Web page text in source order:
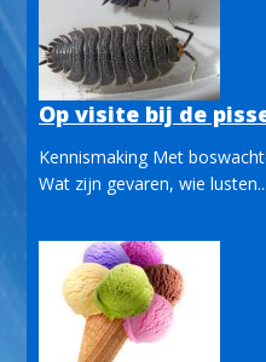
Op visite bij de
Kennismaking Met
Wat zijn gevaren, wie